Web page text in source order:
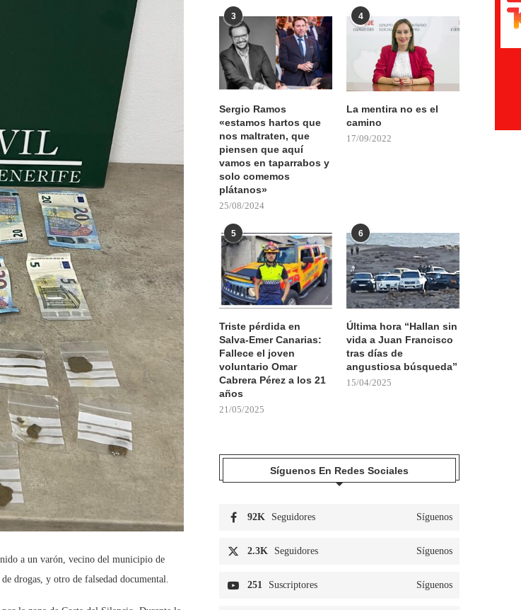
a un varón, vecino del municipio de
drogas, y otro de falsedad documental.
3
Sergio Ramos
«estamos hartos que
nos maltraten, que
piensen que aquí
vamos en taparrabos y
solo comemos
plátanos»
25/08/2024
4
La mentira no es el
camino
17/09/2022
5
Triste pérdida en
Salva-Emer Canarias:
Fallece el joven
voluntario Omar
Cabrera Pérez a los 21
años
21/05/2025
6
Última hora “Hallan sin
vida a Juan Francisco
tras días de
angustiosa búsqueda”
15/04/2025
Síguenos En Redes Sociales
92K Seguidores Síguenos
2.3K Seguidores Síguenos
251 Suscriptores Síguenos